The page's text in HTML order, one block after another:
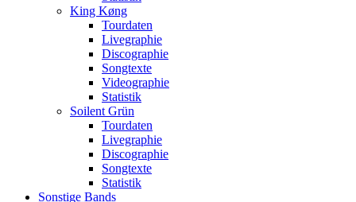
King Køng
Tourdaten
Livegraphie
Discographie
Songtexte
Videographie
Statistik
Soilent Grün
Tourdaten
Livegraphie
Discographie
Songtexte
Statistik
Sonstige Bands